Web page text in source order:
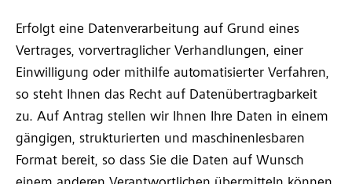
Erfolgt eine Datenverarbeitung auf Grund eines
Vertrages, vorvertraglicher Verhandlungen, einer
Einwilligung oder mithilfe automatisierter Verfahren,
so steht Ihnen das Recht auf Datenübertragbarkeit
zu. Auf Antrag stellen wir Ihnen Ihre Daten in einem
gängigen, strukturierten und maschinenlesbaren
Format bereit, so dass Sie die Daten auf Wunsch